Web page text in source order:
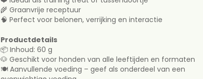
❄️ Gevriesdroogd voor maximale smaak en
voedingswaarde
🐾 Licht en krokant van structuur
❤️ Ideaal als training treat of tussendoortje
🌾 Graanvrije receptuur
🧠 Perfect voor belonen, verrijking en interactie
Productdetails
🌾 Graanvrije receptuur
🧠 Perfect voor belonen, verrijking en interactie
Productdetails
📦 Inhoud: 60 g
🐶 Geschikt voor honden van alle leeftijden en formaten
🍽️ Aanvullende voeding – geef als onderdeel van een